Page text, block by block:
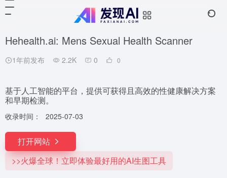
Hehealth.ai: Mens Sexual Health Scanner
1年前发布 2.2K 0 0
基于人工智能的平台，提供可获得且高效的性健康解决方案
和早期检测。
收录时间： 2025-07-03
打开网站
>>火爆全球！立即体验最好用的AI生图工具